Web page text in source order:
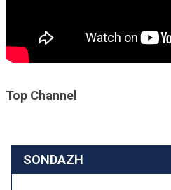
Top Channel
SONDAZH